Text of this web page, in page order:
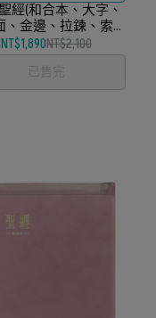
經(和合本、大字、
、金邊、拉鍊、索
引、神版)
NT$1,890NT$2,100
已售完